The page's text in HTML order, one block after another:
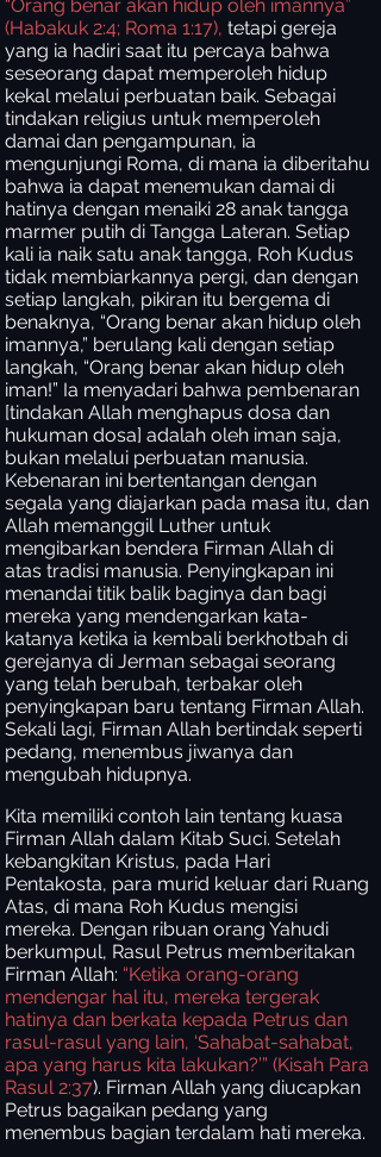
“Orang benar akan hidup oleh imannya”
(Habakuk 2:4; Roma 1:17), tetapi gereja
yang ia hadiri saat itu percaya bahwa
seseorang dapat memperoleh hidup
kekal melalui perbuatan baik. Sebagai
tindakan religius untuk memperoleh
damai dan pengampunan, ia
mengunjungi Roma, di mana ia diberitahu
bahwa ia dapat menemukan damai di
hatinya dengan menaiki 28 anak tangga
marmer putih di Tangga Lateran. Setiap
kali ia naik satu anak tangga, Roh Kudus
tidak membiarkannya pergi, dan dengan
setiap langkah, pikiran itu bergema di
benaknya, “Orang benar akan hidup oleh
imannya,” berulang kali dengan setiap
langkah, “Orang benar akan hidup oleh
iman!” Ia menyadari bahwa pembenaran
[tindakan Allah menghapus dosa dan
hukuman dosa] adalah oleh iman saja,
bukan melalui perbuatan manusia.
Kebenaran ini bertentangan dengan
segala yang diajarkan pada masa itu, dan
Allah memanggil Luther untuk
mengibarkan bendera Firman Allah di
atas tradisi manusia. Penyingkapan ini
menandai titik balik baginya dan bagi
mereka yang mendengarkan kata-
katanya ketika ia kembali berkhotbah di
gerejanya di Jerman sebagai seorang
yang telah berubah, terbakar oleh
penyingkapan baru tentang Firman Allah.
Sekali lagi, Firman Allah bertindak seperti
pedang, menembus jiwanya dan
mengubah hidupnya.
Kita memiliki contoh lain tentang kuasa
Firman Allah dalam Kitab Suci. Setelah
kebangkitan Kristus, pada Hari
Pentakosta, para murid keluar dari Ruang
Atas, di mana Roh Kudus mengisi
mereka. Dengan ribuan orang Yahudi
berkumpul, Rasul Petrus memberitakan
Firman Allah: “Ketika orang-orang
mendengar hal itu, mereka tergerak
hatinya dan berkata kepada Petrus dan
rasul-rasul yang lain, ‘Sahabat-sahabat,
apa yang harus kita lakukan?’” (Kisah Para
Rasul 2:37). Firman Allah yang diucapkan
Petrus bagaikan pedang yang
menembus bagian terdalam hati mereka.